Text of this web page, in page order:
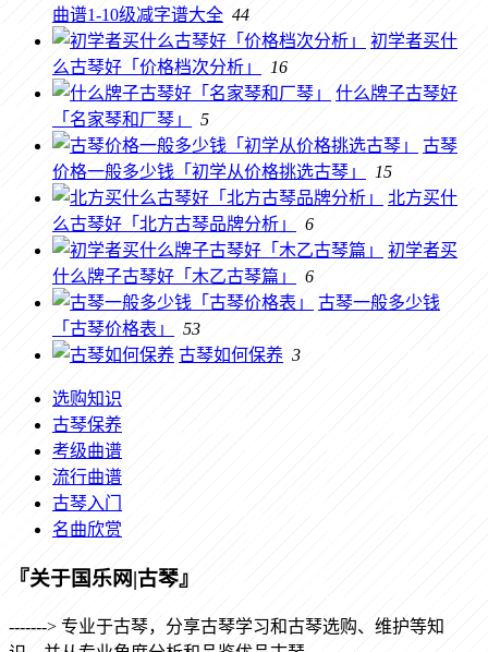
曲谱1-10级减字谱大全 44
初学者买什
么古琴好「价格档次分析」
16
什么牌子古琴好
「名家琴和厂琴」
5
古琴
价格一般多少钱「初学从价格挑选古琴」
15
北方买什
么古琴好「北方古琴品牌分析」
6
初学者买
什么牌子古琴好「木乙古琴篇」
6
古琴一般多少钱
「古琴价格表」
53
古琴如何保养 3
选购知识
古琴保养
考级曲谱
流行曲谱
古琴入门
名曲欣赏
『关于国乐网|古琴』
-------> 专业于古琴，分享古琴学习和古琴选购、维护等知